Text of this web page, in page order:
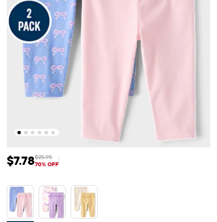
Precio de venta: $7.78
$7.78 Precio original: $25.95
$25.95
70% OFF